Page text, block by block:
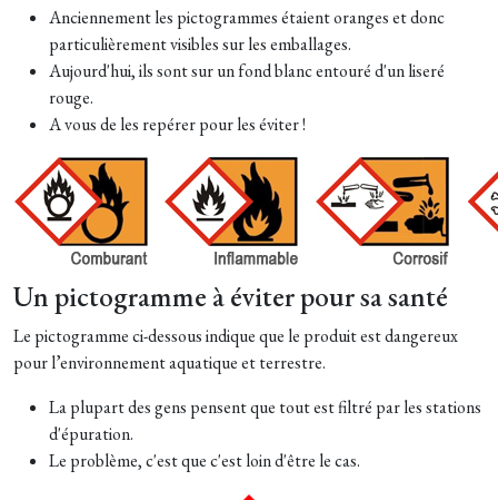
Anciennement les pictogrammes étaient oranges et donc
particulièrement visibles sur les emballages.
Aujourd'hui, ils sont sur un fond blanc entouré d'un liseré
rouge.
A vous de les repérer pour les éviter !
Un pictogramme à éviter pour sa santé
Le pictogramme ci-dessous indique que le produit est dangereux
pour l’environnement aquatique et terrestre.
La plupart des gens pensent que tout est filtré par les stations
d'épuration.
Le problème, c'est que c'est loin d'être le cas.